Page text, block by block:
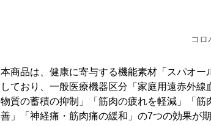
コロ
本商品は、健康に寄与する機能素材「スパオ
しており、一般医療機器区分「家庭用遠赤外
物質の蓄積の抑制」「筋肉の疲れを軽減」「
善」「神経痛・筋肉痛の緩和」の7つの効果が期